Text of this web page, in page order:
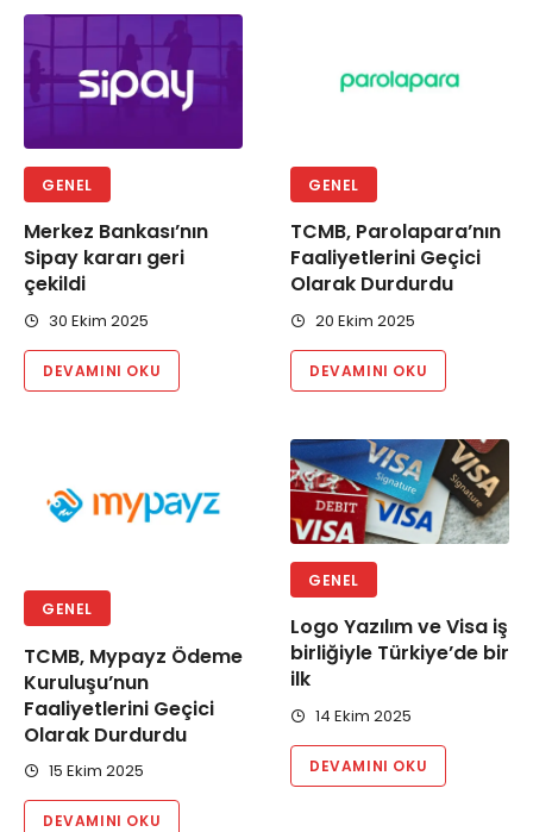
GENEL
Merkez Bankası’nın
Sipay kararı geri
çekildi
30 Ekim 2025
DEVAMINI OKU
GENEL
TCMB, Parolapara’nın
Faaliyetlerini Geçici
Olarak Durdurdu
20 Ekim 2025
DEVAMINI OKU
GENEL
TCMB, Mypayz Ödeme
Kuruluşu’nun
Faaliyetlerini Geçici
Olarak Durdurdu
15 Ekim 2025
DEVAMINI OKU
GENEL
Logo Yazılım ve Visa iş
birliğiyle Türkiye’de bir
ilk
14 Ekim 2025
DEVAMINI OKU